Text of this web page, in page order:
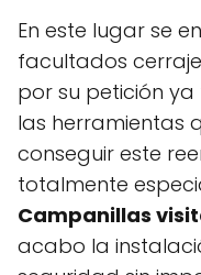
En este lugar se
facultados
por su petición
las herramientas
conseguir este
totalmente
Campanillas
acabo la